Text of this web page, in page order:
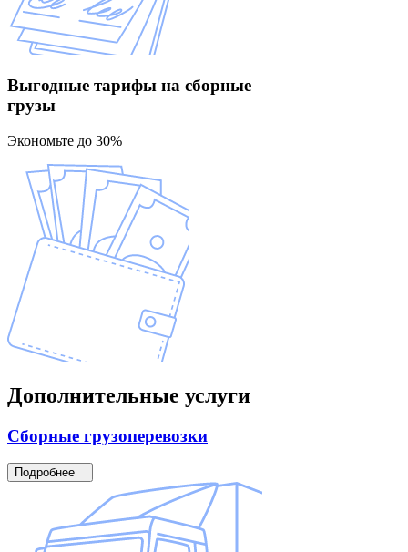
Выгодные тарифы на сборные
грузы
Экономьте до 30%
Дополнительные услуги
Сборные грузоперевозки
Подробнее